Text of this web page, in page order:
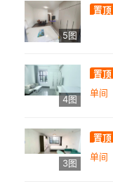
5图
置顶
4图
置顶
单间
3图
置顶
单间